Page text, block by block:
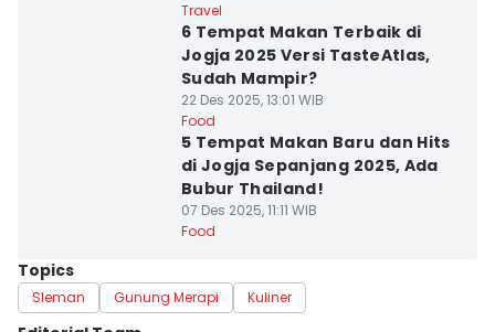
Travel
6 Tempat Makan Terbaik di
Jogja 2025 Versi TasteAtlas,
Sudah Mampir?
22 Des 2025, 13:01 WIB
Food
5 Tempat Makan Baru dan Hits
di Jogja Sepanjang 2025, Ada
Bubur Thailand!
07 Des 2025, 11:11 WIB
Food
Topics
Sleman Gunung Merapi Kuliner